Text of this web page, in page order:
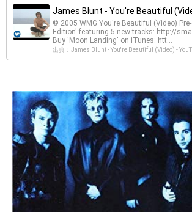
James Blunt - You're Beautiful
© 2005 WMG You're Beautiful (Video)
Edition' featuring 5 new tracks: http://
Buy 'Moon Landing' on iTunes: htt...
出典：James Blunt - You're Beautiful (Video) -